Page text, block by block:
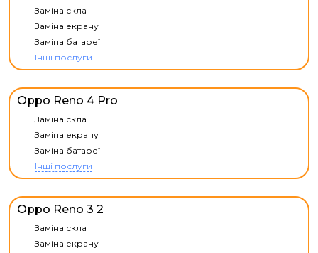
Заміна скла
Заміна екрану
Заміна батареї
Інші послуги
Oppo Reno 4 Pro
Заміна скла
Заміна екрану
Заміна батареї
Інші послуги
Oppo Reno 3 2
Заміна скла
Заміна екрану